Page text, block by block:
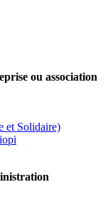
ou association
et Solidaire)